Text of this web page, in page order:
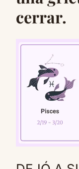
cerrar.